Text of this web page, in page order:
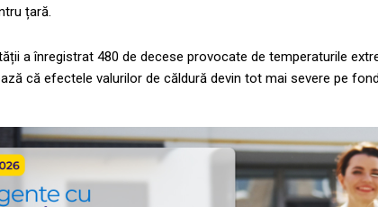
țară.
a înregistrat 480 de decese provocate de temperaturile
că efectele valurilor de căldură devin tot mai severe pe